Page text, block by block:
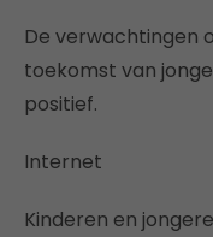
De verwachtingen
toekomst van
positief.
Internet
Kinderen en